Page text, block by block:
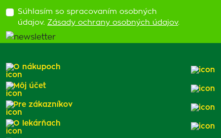
Súhlasím so spracovaním osobných
údajov. Zásady ochrany osobných údajov.
O nákupoch
Môj účet
Pre zákazníkov
O lekárňach